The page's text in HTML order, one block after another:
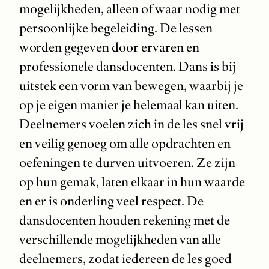
mogelijkheden, alleen of waar nodig met
persoonlijke begeleiding. De lessen
worden gegeven door ervaren en
professionele dansdocenten. Dans is bij
uitstek een vorm van bewegen, waarbij je
op je eigen manier je helemaal kan uiten.
Deelnemers voelen zich in de les snel vrij
en veilig genoeg om alle opdrachten en
oefeningen te durven uitvoeren. Ze zijn
op hun gemak, laten elkaar in hun waarde
en er is onderling veel respect. De
dansdocenten houden rekening met de
verschillende mogelijkheden van alle
deelnemers, zodat iedereen de les goed